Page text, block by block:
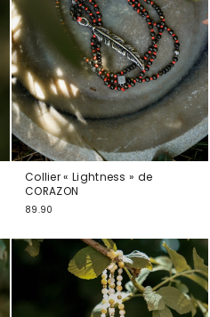
Collier « Lightness » de
CORAZON
89.90